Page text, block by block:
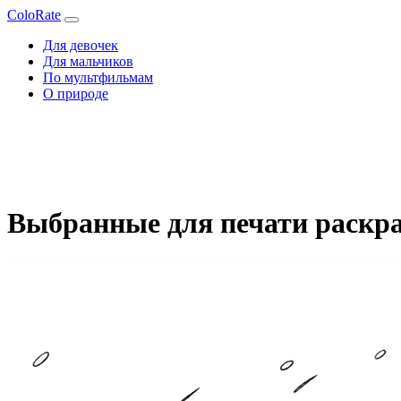
ColoRate
Для девочек
Для мальчиков
По мультфильмам
О природе
Выбранные для печати